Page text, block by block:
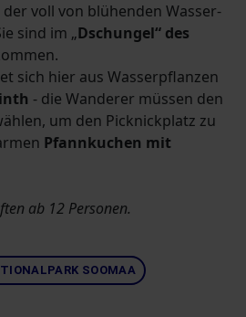
der voll von blühenden Wasser-
sind im „Dschungel“ des
sich hier aus Wasserpflanzen
- die Wanderer müssen den
um den Picknickplatz zu
Pfannkuchen mit
ab 12 Personen.
SOOMAA